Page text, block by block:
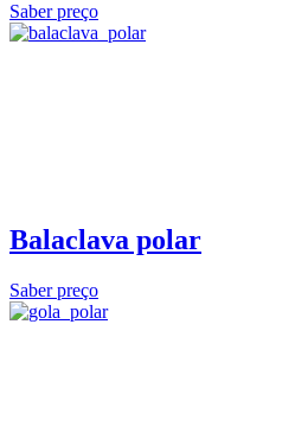
Saber preço
Balaclava polar
Saber preço